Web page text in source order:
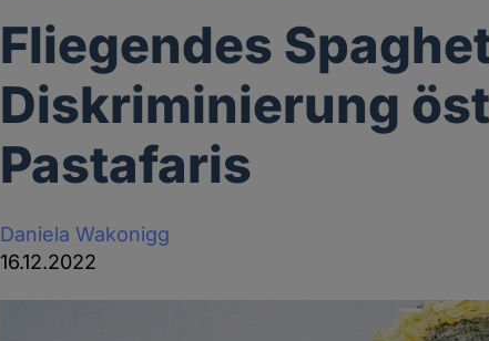
Fliegendes
Diskriminierung
Pastafaris
Daniela Wakonigg
16.12.2022